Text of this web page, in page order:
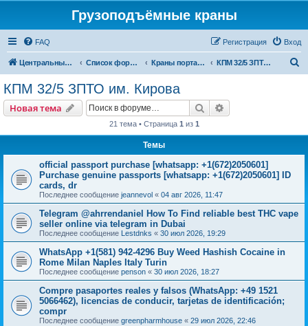
Грузоподъёмные краны
FAQ Вход
Регистрация
Центральный сайт Список форумов Краны портальные КПМ 32/5 ЗПТО им. Кирова
КПМ 32/5 ЗПТО им. Кирова
Новая тема Поиск
21 тема • Страница 1 из 1
Темы
official passport purchase [whatsapp: +1(672)2050601]
Purchase genuine passports [whatsapp: +1(672)2050601] ID
cards, dr
Последнее сообщение jeannevol « 04 авг 2026, 11:47
Telegram @ahrrendaniel How To Find reliable best THC vape
seller online via telegram in Dubai
Последнее сообщение Lestdnks « 30 июл 2026, 19:29
WhatsApp +1(581) 942-4296 Buy Weed Hashish Cocaine in
Rome Milan Naples Italy Turin
Последнее сообщение penson « 30 июл 2026, 18:27
Compre pasaportes reales y falsos (WhatsApp: +49 1521
5066462), licencias de conducir, tarjetas de identificación;
compr
Последнее сообщение greenpharmhouse « 29 июл 2026, 22:46